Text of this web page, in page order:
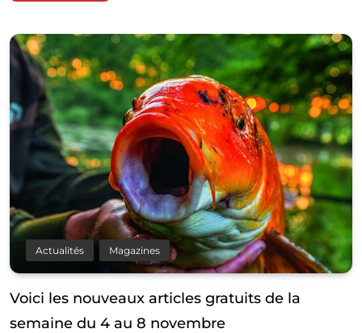
Actualités Magazines
Voici les nouveaux articles gratuits de la
semaine du 4 au 8 novembre